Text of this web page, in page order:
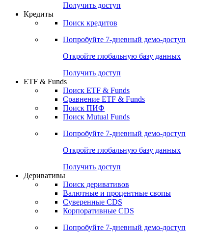
Получить доступ
Кредиты
Поиск кредитов
Попробуйте 7-дневный демо-доступ
Откройте глобальную базу данных
Получить доступ
ETF & Funds
Поиск ETF & Funds
Сравнение ETF & Funds
Поиск ПИФ
Поиск Mutual Funds
Попробуйте 7-дневный демо-доступ
Откройте глобальную базу данных
Получить доступ
Деривативы
Поиск деривативов
Валютные и процентные свопы
Суверенные CDS
Корпоративные CDS
Попробуйте 7-дневный демо-доступ